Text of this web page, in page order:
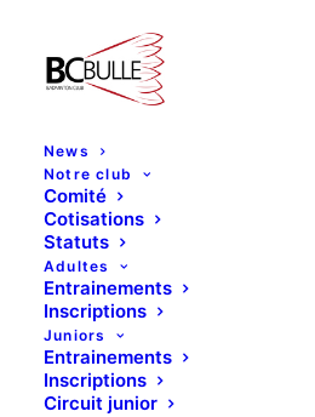
News
Notre club
Comité
Cotisations
Statuts
Adultes
Entrainements
Inscriptions
Juniors
Entrainements
Inscriptions
Circuit junior
Mois : juin 2013